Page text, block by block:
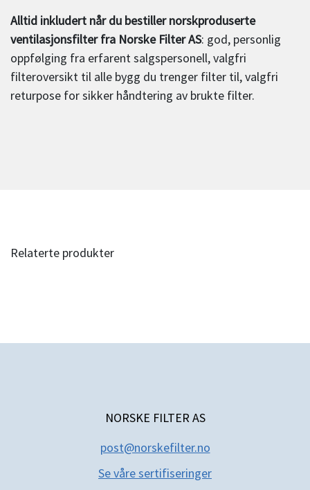
Alltid inkludert når du bestiller norskproduserte
ventilasjonsfilter fra Norske Filter AS: god, personlig
oppfølging fra erfarent salgspersonell, valgfri
filteroversikt til alle bygg du trenger filter til, valgfri
returpose for sikker håndtering av brukte filter.
Relaterte produkter
NORSKE FILTER AS
post@norskefilter.no
Se våre sertifiseringer